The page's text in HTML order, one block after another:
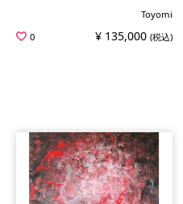
Toyomi
0
¥ 135,000 (税込)